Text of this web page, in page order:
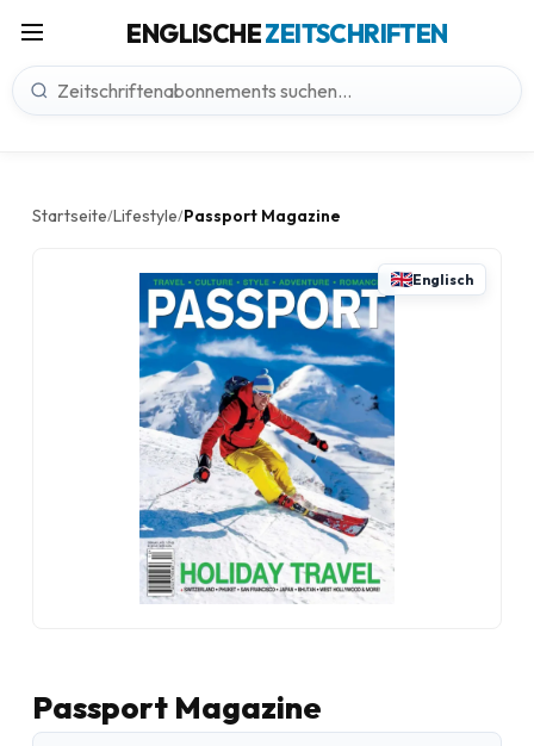
ENGLISCHEZEITSCHRIFTEN
Startseite/Lifestyle/Passport Magazine
Englisch
Passport Magazine